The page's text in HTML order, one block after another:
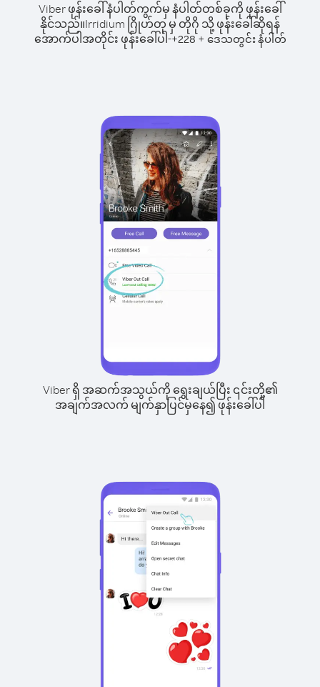
Viber ဖုန်းခေါ်နံပါတ်ကွက်မှ နံပါတ်တစ်ခုကို ဖုန်းခေါ်
နိုင်သည်။Irridium ဂြိုဟ်တု မှ တိုဂို သို့ ဖုန်းခေါ်ဆိုရန်
အောက်ပါအတိုင်း ဖုန်းခေါ်ပါ-+228+ ဒေသတွင်း နံပါတ်
Viber ရှိ အဆက်အသွယ်ကို ရွေးချယ်ပြီး ၎င်းတို့၏
အချက်အလက် မျက်နှာပြင်မှနေ၍ ဖုန်းခေါ်ပါ